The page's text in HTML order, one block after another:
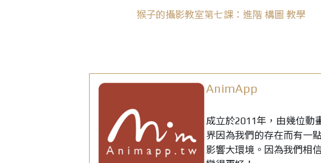
猴子的攝影教室第七課：進階 構圖 教學
AnimApp
成立於2011年，由幾位動
界因為我們的存在而有一
影響大環境。因為我們相